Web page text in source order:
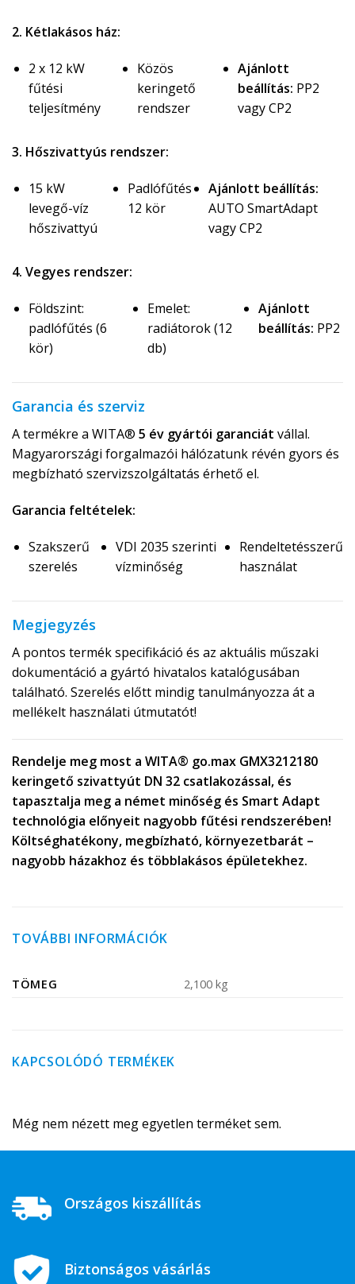
2. Kétlakásos ház:
2 x 12 kW
fűtési
teljesítmény
Közös
keringető
rendszer
Ajánlott
beállítás: PP2
vagy CP2
3. Hőszivattyús rendszer:
15 kW
levegő-víz
hőszivattyú
Padlófűtés
12 kör
Ajánlott beállítás:
AUTO SmartAdapt
vagy CP2
4. Vegyes rendszer:
Földszint:
padlófűtés (6
kör)
Emelet:
radiátorok (12
db)
Ajánlott
beállítás: PP2
Garancia és szerviz
A termékre a WITA® 5 év gyártói garanciát vállal.
Magyarországi forgalmazói hálózatunk révén gyors és
megbízható szervizszolgáltatás érhető el.
Garancia feltételek:
Szakszerű
szerelés
VDI 2035 szerinti
vízminőség
Rendeltetésszerű
használat
Megjegyzés
A pontos termék specifikáció és az aktuális műszaki
dokumentáció a gyártó hivatalos katalógusában
található. Szerelés előtt mindig tanulmányozza át a
mellékelt használati útmutatót!
Rendelje meg most a WITA® go.max GMX3212180
keringető szivattyút DN 32 csatlakozással, és
tapasztalja meg a német minőség és Smart Adapt
technológia előnyeit nagyobb fűtési rendszerében!
Költséghatékony, megbízható, környezetbarát –
nagyobb házakhoz és többlakásos épületekhez.
TOVÁBBI INFORMÁCIÓK
TÖMEG 2,100 kg
KAPCSOLÓDÓ TERMÉKEK
Még nem nézett meg egyetlen terméket sem.
Országos kiszállítás
Biztonságos vásárlás